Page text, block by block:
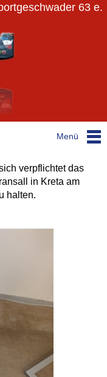
63 e.
Menü
verpflichtet das
in Kreta am
halten.